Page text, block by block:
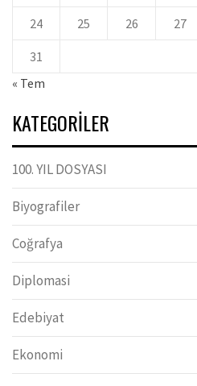
24 25 26 27
31
« Tem
KATEGORILER
100. YIL DOSYASI
Biyografiler
Coğrafya
Diplomasi
Edebiyat
Ekonomi